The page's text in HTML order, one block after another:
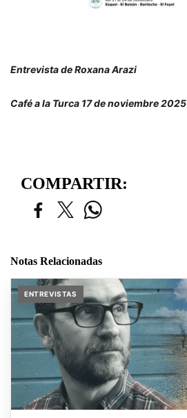
Entrevista de Roxana Arazi
Café a la Turca 17 de noviembre 2025
COMPARTIR:
Notas Relacionadas
ENTREVISTAS